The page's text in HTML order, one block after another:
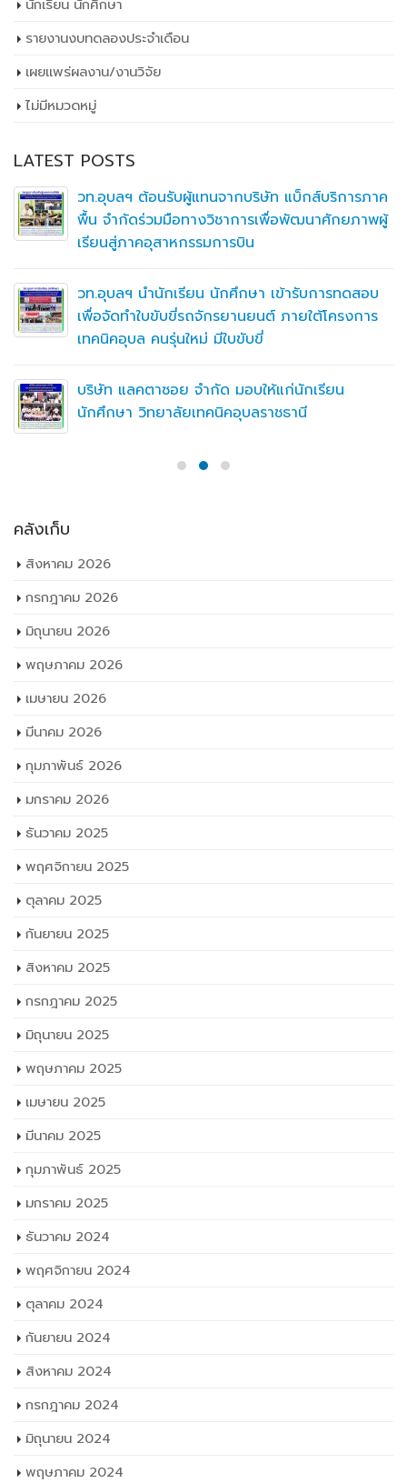
นักเรียน นักศึกษา
รายงานงบทดลองประจำเดือน
เผยเเพร่ผลงาน/งานวิจัย
ไม่มีหมวดหมู่
LATEST POSTS
วท.อุบลฯ ต้อนรับผู้แทนจากบริษัท แบ็กส์บริการภาค
พื้น จำกัดร่วมมือทางวิชาการเพื่อพัฒนาศักยภาพผู้
เรียนสู่ภาคอุสาหกรรมการบิน
วท.อุบลฯ นำนักเรียน นักศึกษา เข้ารับการทดสอบ
เพื่อจัดทำใบขับขี่รถจักรยานยนต์ ภายใต้โครงการ
เทคนิคอุบล คนรุ่นใหม่ มีใบขับขี่
บริษัท แลคตาซอย จำกัด มอบให้แก่นักเรียน
นักศึกษา วิทยาลัยเทคนิคอุบลราชธานี
คลังเก็บ
สิงหาคม 2026
กรกฎาคม 2026
มิถุนายน 2026
พฤษภาคม 2026
เมษายน 2026
มีนาคม 2026
กุมภาพันธ์ 2026
มกราคม 2026
ธันวาคม 2025
พฤศจิกายน 2025
ตุลาคม 2025
กันยายน 2025
สิงหาคม 2025
กรกฎาคม 2025
มิถุนายน 2025
พฤษภาคม 2025
เมษายน 2025
มีนาคม 2025
กุมภาพันธ์ 2025
มกราคม 2025
ธันวาคม 2024
พฤศจิกายน 2024
ตุลาคม 2024
กันยายน 2024
สิงหาคม 2024
กรกฎาคม 2024
มิถุนายน 2024
พฤษภาคม 2024